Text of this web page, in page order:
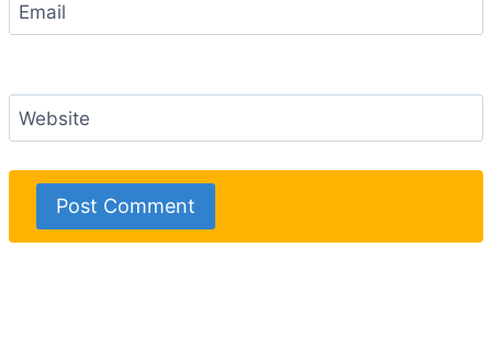
Email
Website